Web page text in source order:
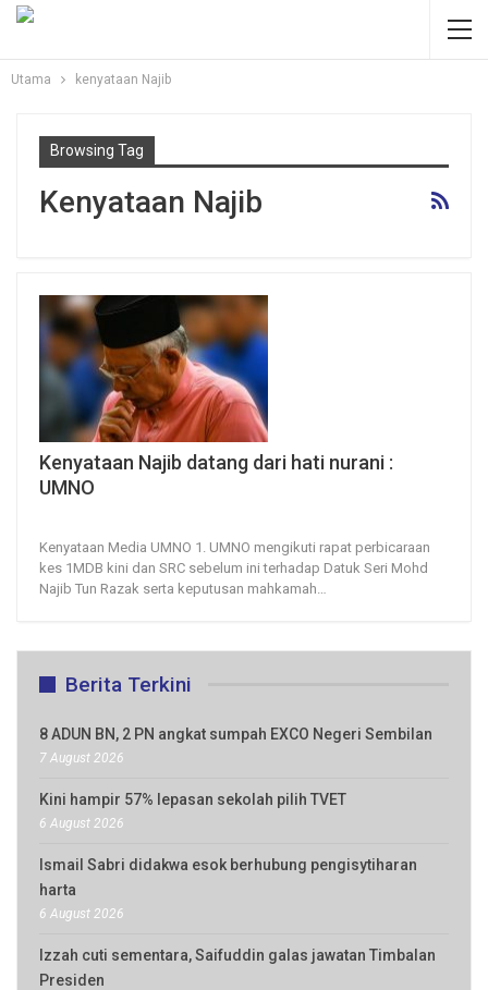
Utama kenyataan Najib
Browsing Tag
Kenyataan Najib
Kenyataan Najib datang dari hati nurani :
UMNO
Kenyataan Media UMNO 1. UMNO mengikuti rapat perbicaraan
kes 1MDB kini dan SRC sebelum ini terhadap Datuk Seri Mohd
Najib Tun Razak serta keputusan mahkamah
Berita Terkini
8 ADUN BN, 2 PN angkat sumpah EXCO Negeri Sembilan
7 August 2026
Kini hampir 57% lepasan sekolah pilih TVET
6 August 2026
Ismail Sabri didakwa esok berhubung pengisytiharan
harta
6 August 2026
Izzah cuti sementara, Saifuddin galas jawatan Timbalan
Presiden